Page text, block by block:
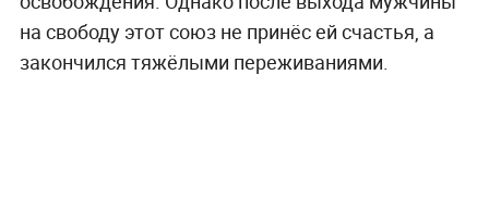
на свободу этот союз не принёс ей счастья, а
закончился тяжёлыми переживаниями.